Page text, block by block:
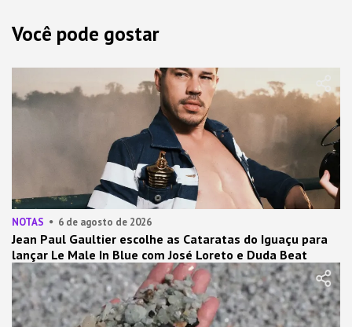
Você pode gostar
NOTAS 6 de agosto de 2026
Jean Paul Gaultier escolhe as Cataratas do Iguaçu para
lançar Le Male In Blue com José Loreto e Duda Beat